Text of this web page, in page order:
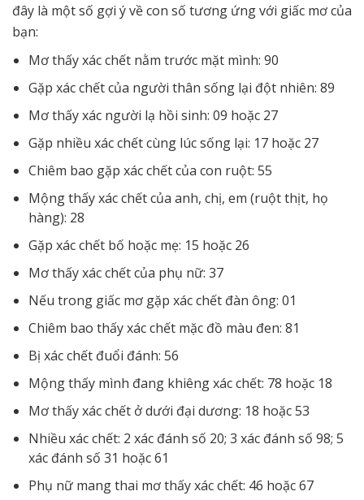
đây là một số gợi ý về con số tương ứng với giấc mơ của
bạn:
Mơ thấy xác chết nằm trước mặt mình: 90
Gặp xác chết của người thân sống lại đột nhiên: 89
Mơ thấy xác người lạ hồi sinh: 09 hoặc 27
Gặp nhiều xác chết cùng lúc sống lại: 17 hoặc 27
Chiêm bao gặp xác chết của con ruột: 55
Mộng thấy xác chết của anh, chị, em (ruột thịt, họ
hàng): 28
Gặp xác chết bố hoặc mẹ: 15 hoặc 26
Mơ thấy xác chết của phụ nữ: 37
Nếu trong giấc mơ gặp xác chết đàn ông: 01
Chiêm bao thấy xác chết mặc đồ màu đen: 81
Bị xác chết đuổi đánh: 56
Mộng thấy mình đang khiêng xác chết: 78 hoặc 18
Mơ thấy xác chết ở dưới đại dương: 18 hoặc 53
Nhiều xác chết: 2 xác đánh số 20; 3 xác đánh số 98; 5
xác đánh số 31 hoặc 61
Phụ nữ mang thai mơ thấy xác chết: 46 hoặc 67